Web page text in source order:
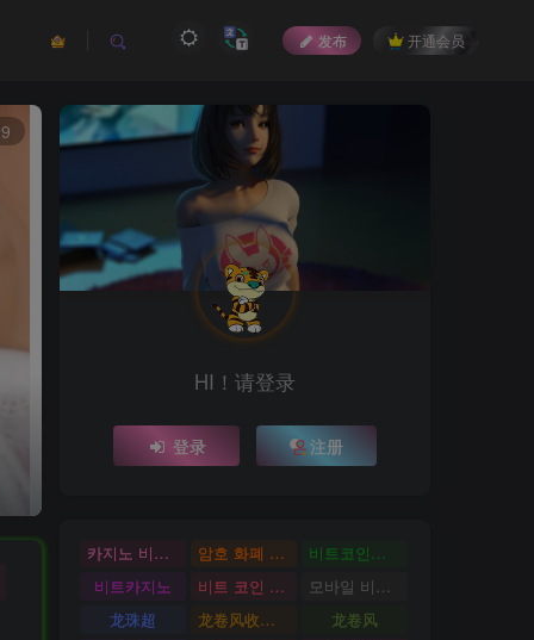
发布 开通会员
HI！请登录
登录 注册
카지노 비트코인 암호 화폐 카지노
비트코인카지노
비트카지노
비트 코인 온라인 카지노
모바일 비트 코인 카지노
龙珠超
龙卷风收音机
龙卷风